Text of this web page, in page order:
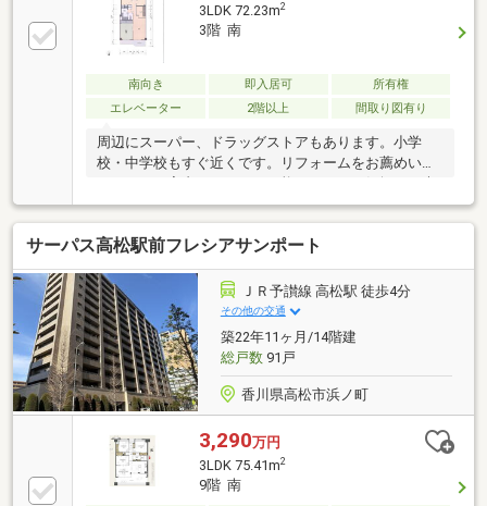
3LDK 72.23m2
3階 南
南向き 即入居可
所有権
エレベーター
2階以上 間取り図有り
周辺にスーパー、ドラッグストアもあります。小学
校・中学校もすぐ近くです。リフォームをお薦めいた
掛けください
サーパス高松駅前フレシアサンポート
ＪＲ予讃線 高松駅 徒歩4分
その他の交通
築22年11ヶ月/14階建
総戸数91戸
香川県高松市浜ノ町
3,290万円
3LDK 75.41m2
9階 南